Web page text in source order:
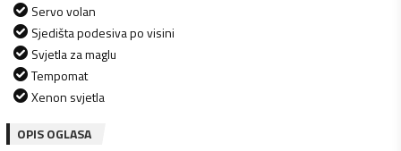
Servo volan
Sjedišta podesiva po visini
Svjetla za maglu
Tempomat
Xenon svjetla
OPIS OGLASA